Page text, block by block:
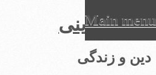
عرفان دینی
دین و زندگی
Main menu
to
content